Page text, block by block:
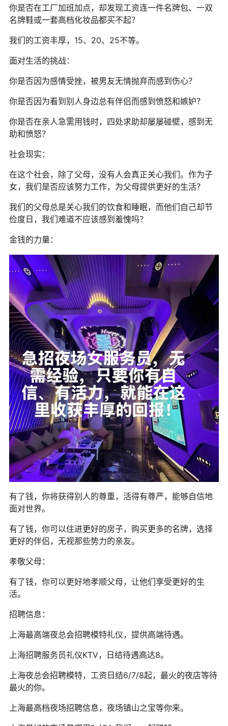
你是否在工厂加班加点，却发现工资连一件名牌包、一双
名牌鞋或一套高档化妆品都买不起？
我们的工资丰厚，15、20、25不等。
面对生活的挑战：
你是否因为感情受挫，被男友无情抛弃而感到伤心？
你是否因为看到别人身边总有伴侣而感到愤怒和嫉妒？
你是否在亲人急需用钱时，四处求助却屡屡碰壁，感到无
助和愤怒？
社会现实：
在这个社会，除了父母，没有人会真正关心我们。作为子
女，我们是否应该努力工作，为父母提供更好的生活？
我们的父母总是关心我们的饮食和睡眠，而他们自己却节
俭度日，我们难道不应该感到羞愧吗？
金钱的力量：
有了钱，你将获得别人的尊重，活得有尊严，能够自信地
面对世界。
有了钱，你可以住进更好的房子，购买更多的名牌，选择
更好的伴侣，无视那些势力的亲友。
孝敬父母：
有了钱，你可以更好地孝顺父母，让他们享受更好的生
活。
招聘信息：
上海最高端夜总会招聘模特礼仪，提供高端待遇。
上海招聘服务员礼仪KTV，日结待遇高达8。
上海夜总会招聘模特，工资日结6/7/8起，最火的夜店等待
最火的你。
上海最高档夜场招聘信息，夜场镇山之宝等你来。